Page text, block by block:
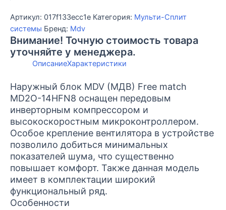
Артикул: 017f133ecc1e Категория: Мульти-Сплит
системы Бренд: Mdv
Внимание! Точную стоимость товара
уточняйте у менеджера.
ОписаниеХарактеристики
Наружный блок MDV (МДВ) Free match
MD2O-14HFN8 оснащен передовым
инверторным компрессором и
высокоскоростным микроконтроллером.
Особое крепление вентилятора в устройстве
позволило добиться минимальных
показателей шума, что существенно
повышает комфорт. Также данная модель
имеет в комплектации широкий
функциональный ряд.
Особенности